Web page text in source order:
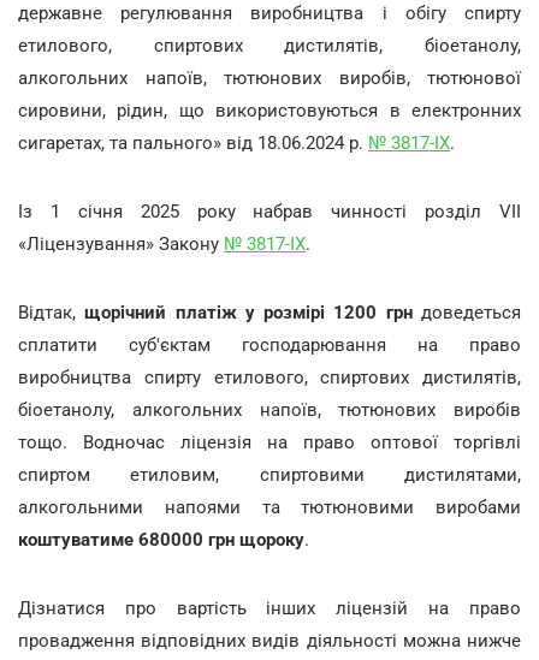
державне регулювання виробництва і обігу спирту
етилового, спиртових дистилятів, біоетанолу,
алкогольних напоїв, тютюнових виробів, тютюнової
сировини, рідин, що використовуються в електронних
сигаретах, та пального» від 18.06.2024 р. № 3817-IX.
Із 1 січня 2025 року набрав чинності розділ VII
«Ліцензування» Закону № 3817-IX.
Відтак,щорічний платіж у розмірі 1200 грндоведеться
сплатити суб'єктам господарювання на право
виробництва спирту етилового, спиртових дистилятів,
біоетанолу, алкогольних напоїв, тютюнових виробів
тощо. Водночас ліцензія на право оптової торгівлі
спиртом етиловим, спиртовими дистилятами,
алкогольними напоями та тютюновими виробами
коштуватиме 680000 грн щороку.
Дізнатися про вартість інших ліцензій на право
провадження відповідних видів діяльності можна нижче